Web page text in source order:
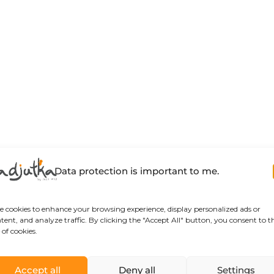
Data protection is important to me.
cookies to enhance your browsing experience, display personalized ads or
and analyze traffic. By clicking the "Accept All" button, you consent to
of cookies.
Accept all Deny all Settings